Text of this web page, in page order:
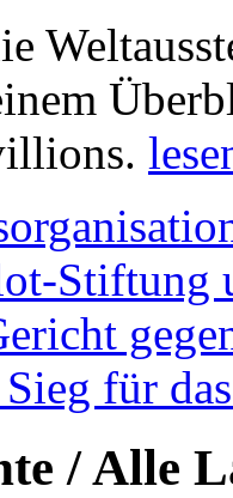
Stiftung
für
/ Alle